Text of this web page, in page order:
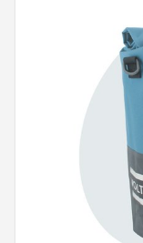
POPULAIRE
Volare